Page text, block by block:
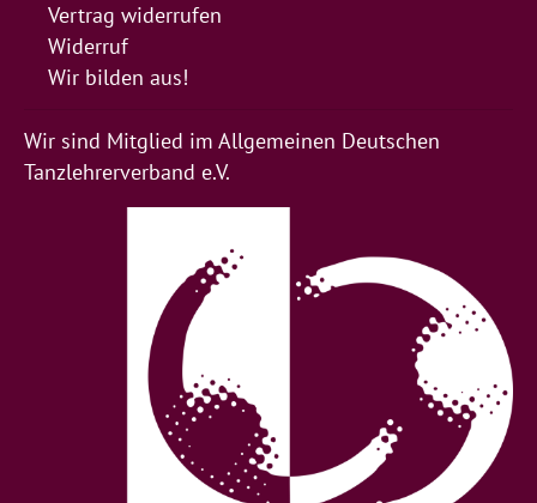
Vertrag widerrufen
Widerruf
Wir bilden aus!
Wir sind Mitglied im Allgemeinen Deutschen
Tanzlehrerverband e.V.